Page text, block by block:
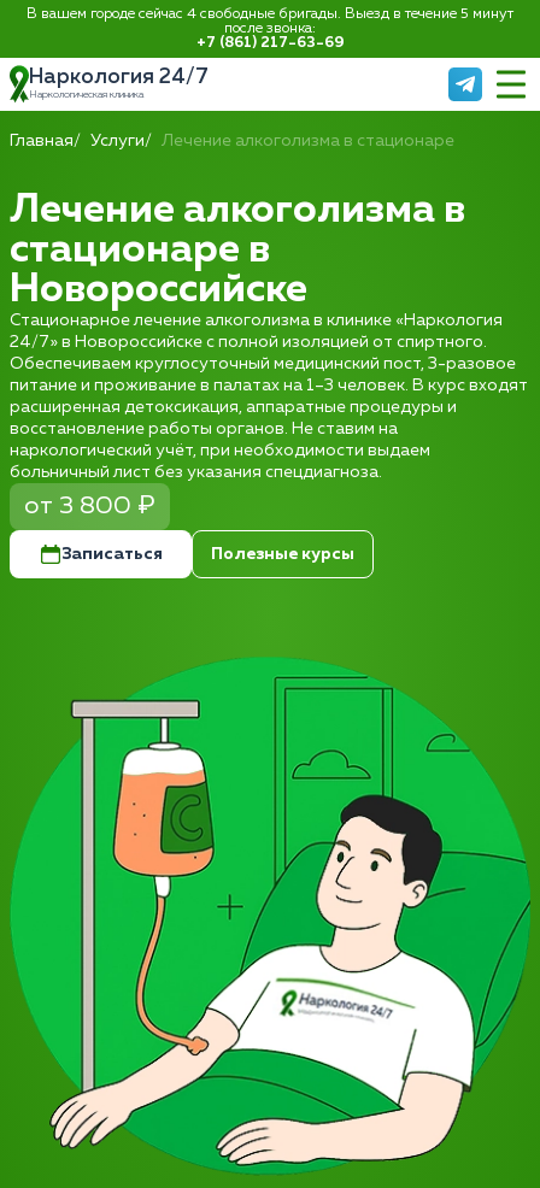
В вашем городе сейчас 4 свободные бригады. Выезд в течение 5 минут
после звонка:
+7 (861) 217-63-69
Наркология 24/7
Наркологическая клиника
Главная Услуги Лечение алкоголизма в стационаре
Лечение алкоголизма в
стационаре в
Новороссийске
Стационарное лечение алкоголизма в клинике «Наркология
24/7» в Новороссийске с полной изоляцией от спиртного.
Обеспечиваем круглосуточный медицинский пост, 3-разовое
питание и проживание в палатах на 1–3 человек. В курс входят
расширенная детоксикация, аппаратные процедуры и
восстановление работы органов. Не ставим на
наркологический учёт, при необходимости выдаем
больничный лист без указания спецдиагноза.
от 3 800 ₽
Записаться Полезные курсы